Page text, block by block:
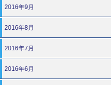
2016年9月
2016年8月
2016年7月
2016年6月